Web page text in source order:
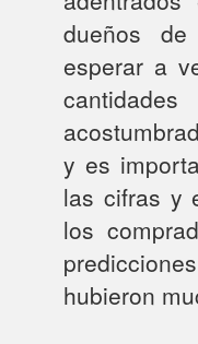
dueños
esperar a
y es
las cifras y
los
hubieron